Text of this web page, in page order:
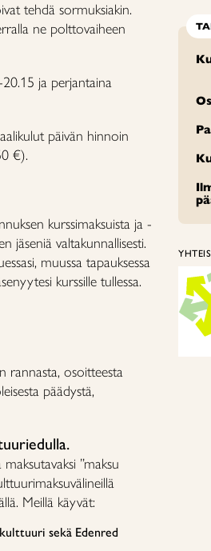
tehdä sormuksiakin.
ne polttovaiheen
ja perjantaina
päivän hinnoin
€).
kurssimaksuista ja -
jäseniä valtakunnallisesti.
muussa tapauksessa
kurssille tullessa.
rannasta, osoitteesta
päädystä,
”maksu
Meillä käyvät:
sekä Edenred